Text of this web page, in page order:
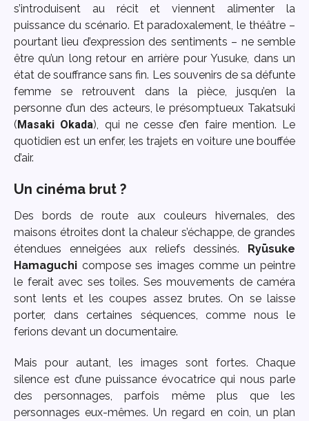
s’introduisent au récit et viennent alimenter la
puissance du scénario. Et paradoxalement, le théâtre –
pourtant lieu d’expression des sentiments – ne semble
être qu’un long retour en arrière pour Yusuke, dans un
état de souffrance sans fin. Les souvenirs de sa défunte
femme se retrouvent dans la pièce, jusqu’en la
personne d’un des acteurs, le présomptueux Takatsuki
( Masaki Okada), qui ne cesse d’en faire mention. Le
quotidien est un enfer, les trajets en voiture une bouffée
d’air.
Un cinéma brut ?
Des bords de route aux couleurs hivernales, des
maisons étroites dont la chaleur s’échappe, de grandes
étendues enneigées aux reliefs dessinés. Ryūsuke
Hamaguchi compose ses images comme un peintre
le ferait avec ses toiles. Ses mouvements de caméra
sont lents et les coupes assez brutes. On se laisse
porter, dans certaines séquences, comme nous le
ferions devant un documentaire.
Mais pour autant, les images sont fortes. Chaque
silence est d’une puissance évocatrice qui nous parle
des personnages, parfois même plus que les
personnages eux-mêmes. Un regard en coin, un plan